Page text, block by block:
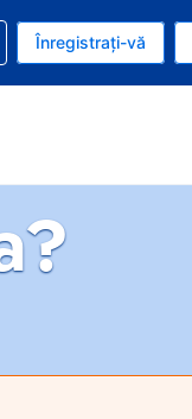
rezervarea dvs.
Înregistrați-vă